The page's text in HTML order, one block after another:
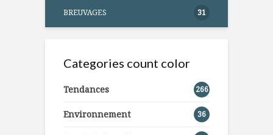
BREUVAGES 31
Categories count color
Tendances 266
Environnement 36